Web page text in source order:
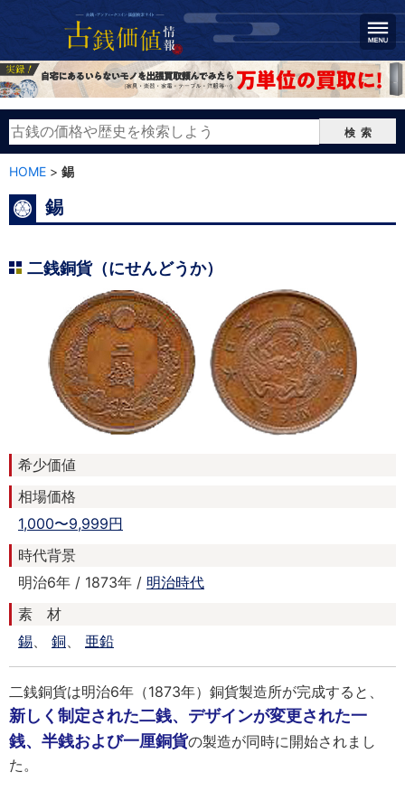
検索
HOME > 錫
錫
二銭銅貨（にせんどうか）
希少価値
相場価格
1,000〜9,999円
時代背景
明治6年 / 1873年 / 明治時代
素 材
錫、 銅、 亜鉛
二銭銅貨は明治6年（1873年）銅貨製造所が完成すると、
新しく制定された二銭、デザインが変更された一
銭、半銭および一厘銅貨の製造が同時に開始されまし
た。